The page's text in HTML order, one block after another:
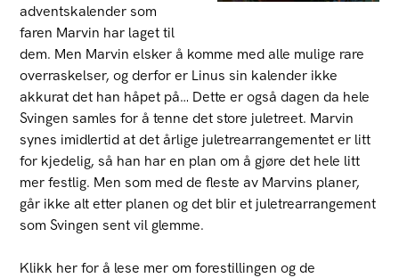
adventskalender som
faren Marvin har laget til
dem. Men Marvin elsker å komme med alle mulige rare
overraskelser, og derfor er Linus sin kalender ikke
akkurat det han håpet på… Dette er også dagen da hele
Svingen samles for å tenne det store juletreet. Marvin
synes imidlertid at det årlige juletrearrangementet er litt
for kjedelig, så han har en plan om å gjøre det hele litt
mer festlig. Men som med de fleste av Marvins planer,
går ikke alt etter planen og det blir et juletrearrangement
som Svingen sent vil glemme.
Klikk her for å lese mer om forestillingen og de